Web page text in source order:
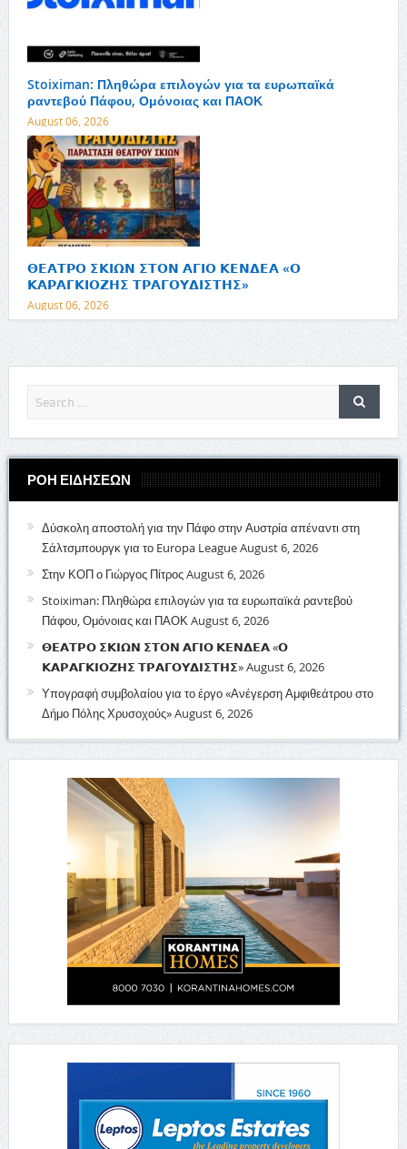
Stoiximan: Πληθώρα επιλογών για τα ευρωπαϊκά
ραντεβού Πάφου, Ομόνοιας και ΠΑΟΚ
August 06, 2026
𝝝𝝚𝝖𝝩𝝦𝝤 𝝨𝝟𝝞𝝮𝝢 𝝨𝝩𝝤𝝢 𝝖𝝘𝝞𝝤 𝝟𝝚𝝢𝝙𝝚𝝖 «𝝤
𝝟𝝖𝝦𝝖𝝘𝝟𝝞𝝤𝝛𝝜𝝨 𝝩𝝦𝝖𝝘𝝤𝝪𝝙𝝞𝝨𝝩𝝜𝝨»
August 06, 2026
ΡΟΗ ΕΙΔΗΣΕΩΝ
Δύσκολη αποστολή για την Πάφο στην Αυστρία απέναντι στη
Σάλτσμπουργκ για το Europa LeagueAugust 6, 2026
Στην ΚΟΠ ο Γιώργος ΠίτροςAugust 6, 2026
Stoiximan: Πληθώρα επιλογών για τα ευρωπαϊκά ραντεβού
Πάφου, Ομόνοιας και ΠΑΟΚAugust 6, 2026
𝝝𝝚𝝖𝝩𝝦𝝤 𝝨𝝟𝝞𝝮𝝢 𝝨𝝩𝝤𝝢 𝝖𝝘𝝞𝝤 𝝟𝝚𝝢𝝙𝝚𝝖 «𝝤
𝝟𝝖𝝦𝝖𝝘𝝟𝝞𝝤𝝛𝝜𝝨 𝝩𝝦𝝖𝝘𝝤𝝪𝝙𝝞𝝨𝝩𝝜𝝨»August 6, 2026
Υπογραφή συμβολαίου για το έργο «Ανέγερση Αμφιθεάτρου στο
Δήμο Πόλης Χρυσοχούς»August 6, 2026